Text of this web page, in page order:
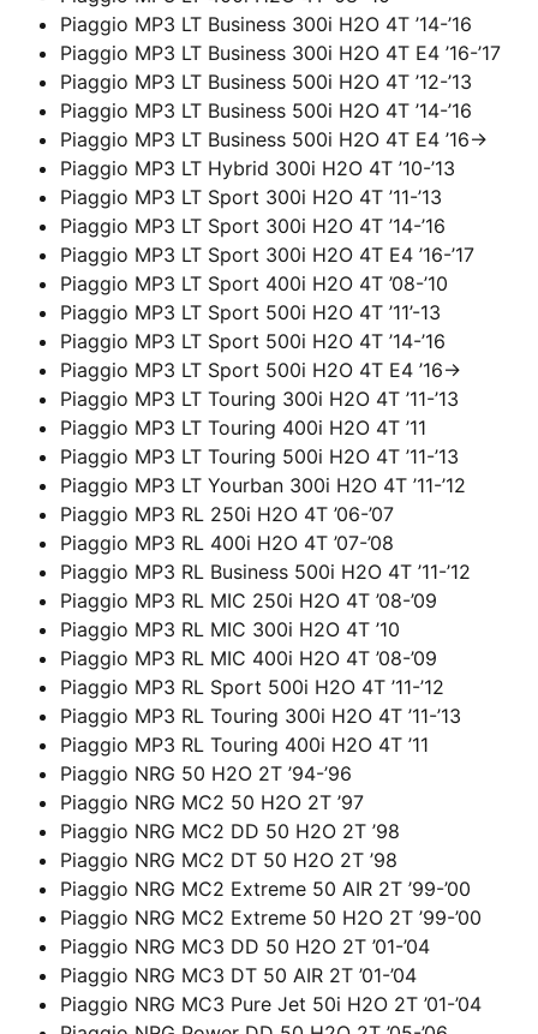
Piaggio MP3 LT Business 300i H2O 4T ’14-’16
Piaggio MP3 LT Business 300i H2O 4T E4 ’16-’17
Piaggio MP3 LT Business 500i H2O 4T ’12-’13
Piaggio MP3 LT Business 500i H2O 4T ’14-’16
Piaggio MP3 LT Business 500i H2O 4T E4 ’16->
Piaggio MP3 LT Hybrid 300i H2O 4T ’10-’13
Piaggio MP3 LT Sport 300i H2O 4T ’11-’13
Piaggio MP3 LT Sport 300i H2O 4T ’14-’16
Piaggio MP3 LT Sport 300i H2O 4T E4 ’16-’17
Piaggio MP3 LT Sport 400i H2O 4T ’08-’10
Piaggio MP3 LT Sport 500i H2O 4T ’11’-13
Piaggio MP3 LT Sport 500i H2O 4T ’14-’16
Piaggio MP3 LT Sport 500i H2O 4T E4 ’16->
Piaggio MP3 LT Touring 300i H2O 4T ’11-’13
Piaggio MP3 LT Touring 400i H2O 4T ’11
Piaggio MP3 LT Touring 500i H2O 4T ’11-’13
Piaggio MP3 LT Yourban 300i H2O 4T ’11-’12
Piaggio MP3 RL 250i H2O 4T ’06-’07
Piaggio MP3 RL 400i H2O 4T ’07-’08
Piaggio MP3 RL Business 500i H2O 4T ’11-’12
Piaggio MP3 RL MIC 250i H2O 4T ’08-’09
Piaggio MP3 RL MIC 300i H2O 4T ’10
Piaggio MP3 RL MIC 400i H2O 4T ’08-’09
Piaggio MP3 RL Sport 500i H2O 4T ’11-’12
Piaggio MP3 RL Touring 300i H2O 4T ’11-’13
Piaggio MP3 RL Touring 400i H2O 4T ’11
Piaggio NRG 50 H2O 2T ’94-’96
Piaggio NRG MC2 50 H2O 2T ’97
Piaggio NRG MC2 DD 50 H2O 2T ’98
Piaggio NRG MC2 DT 50 H2O 2T ’98
Piaggio NRG MC2 Extreme 50 AIR 2T ’99-’00
Piaggio NRG MC2 Extreme 50 H2O 2T ’99-’00
Piaggio NRG MC3 DD 50 H2O 2T ’01-’04
Piaggio NRG MC3 DT 50 AIR 2T ’01-’04
Piaggio NRG MC3 Pure Jet 50i H2O 2T ’01-’04